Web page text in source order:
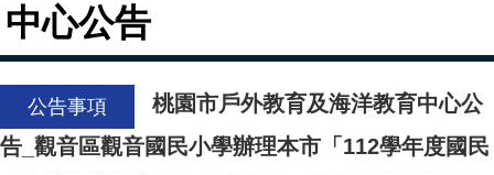
中心公告
公告事項
桃園市戶外教育及海洋教育中心公
告_觀音區觀音國民小學辦理本市「112學年度國民